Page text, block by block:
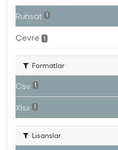
Ruhsat 1
Çevre 1
Formatlar
Csv 1
Xlsx 1
Lisanslar